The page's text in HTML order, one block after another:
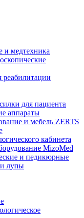
и медтехника
реабилитации
для пациента
аппараты
и мебель ZERTS
кабинета
MizoMed
и педикюрные
лупы